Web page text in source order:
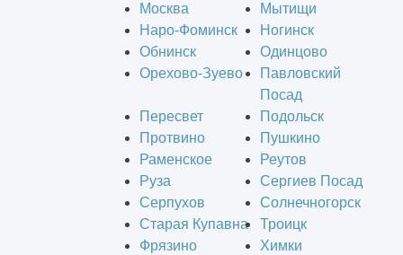
Москва
Мытищи
Наро-Фоминск
Ногинск
Обнинск
Одинцово
Орехово-Зуево
Павловский
Посад
Пересвет
Подольск
Протвино
Пушкино
Раменское
Реутов
Руза
Сергиев Посад
Серпухов
Солнечногорск
Старая Купавна
Троицк
Фрязино
Химки